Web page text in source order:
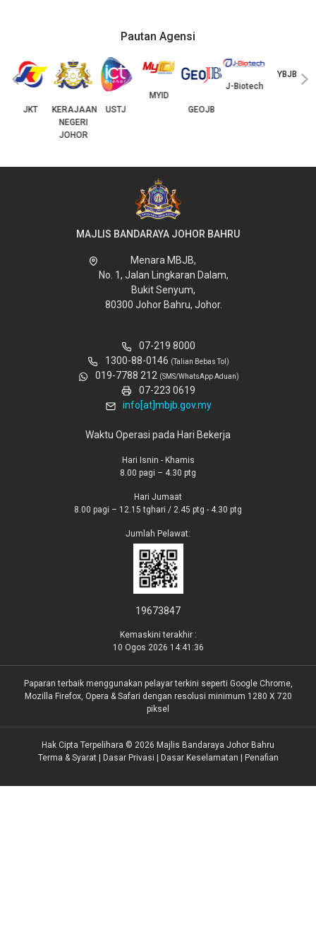
Pautan Agensi
JKT
KERAJAAN
NEGERI
JOHOR
USTJ
MYID
GEOJB
J-Biotech
‹ ›
MAJLIS BANDARAYA JOHOR BAHRU
Menara MBJB,
No. 1, Jalan Lingkaran Dalam,
Bukit Senyum,
80300 Johor Bahru, Johor.
07-219 8000
1300-88-0146 (Talian Bebas Tol)
019-7788 212 (SMS/WhatsApp Aduan)
07-223 0619
info[at]mbjb.gov.my
Waktu Operasi pada Hari Bekerja
Hari Isnin - Khamis
8.00 pagi – 4.30 ptg
Hari Jumaat
8.00 pagi – 12.15 tghari / 2.45 ptg - 4.30 ptg
Jumlah Pelawat:
19673847
Kemaskini terakhir :
10 Ogos 2026 14:41:36
Paparan terbaik menggunakan pelayar terkini seperti Google Chrome,
Mozilla Firefox, Opera & Safari dengan resolusi minimum 1280 X 720
piksel
Hak Cipta Terpelihara © 2026 Majlis Bandaraya Johor Bahru
Terma & Syarat| Dasar Privasi Dasar Keselamatan Penafian